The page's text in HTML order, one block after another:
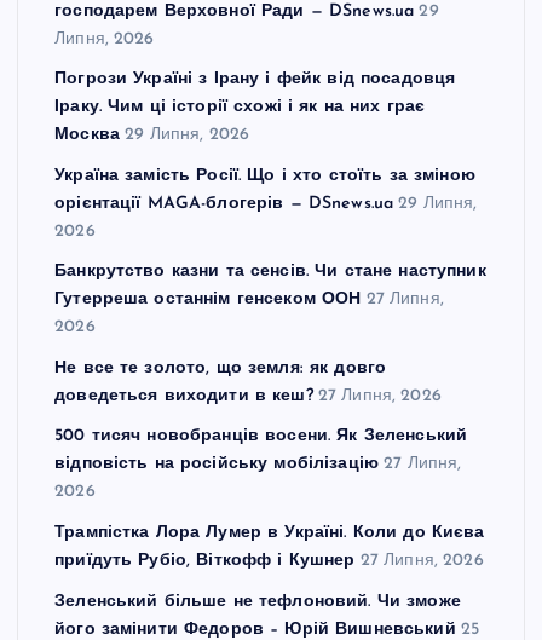
господарем Верховної Ради — DSnews.ua 29
Липня, 2026
Погрози Україні з Ірану і фейк від посадовця
Іраку. Чим ці історії схожі і як на них грає
Москва 29 Липня, 2026
Україна замість Росії. Що і хто стоїть за зміною
орієнтації MAGA-блогерів — DSnews.ua 29 Липня,
2026
Банкрутство казни та сенсів. Чи стане наступник
Гутерреша останнім генсеком ООН 27 Липня,
2026
Не все те золото, що земля: як довго
доведеться виходити в кеш? 27 Липня, 2026
500 тисяч новобранців восени. Як Зеленський
відповість на російську мобілізацію 27 Липня,
2026
Трампістка Лора Лумер в Україні. Коли до Києва
приїдуть Рубіо, Віткофф і Кушнер 27 Липня, 2026
Зеленський більше не тефлоновий. Чи зможе
його замінити Федоров – Юрій Вишневський 25